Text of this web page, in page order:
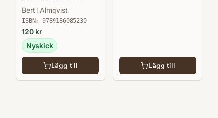
Hedenhös 9
Bertil Almqvist
ISBN: 9789186085230
120 kr
Nyskick
Lägg till Lägg till